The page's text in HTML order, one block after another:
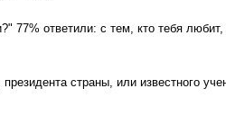
77% ответили: с тем, кто тебя
страны, или известного